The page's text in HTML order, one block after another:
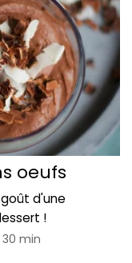
oeufs
d'une
!
min